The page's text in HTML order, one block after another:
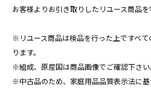
お客様よりお引き取りしたリユース商品を
※リユース商品は検品を行った上ですべ
ります。
※組成、原産国は商品画像でご確認下さい
※中古品のため、家庭用品品質表示法に